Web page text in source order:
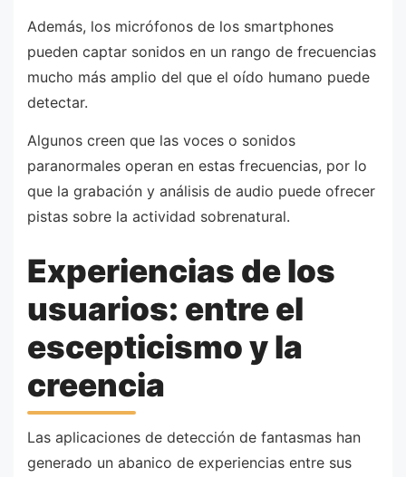
Además, los micrófonos de los smartphones
pueden captar sonidos en un rango de frecuencias
mucho más amplio del que el oído humano puede
detectar.
Algunos creen que las voces o sonidos
paranormales operan en estas frecuencias, por lo
que la grabación y análisis de audio puede ofrecer
pistas sobre la actividad sobrenatural.
Experiencias de los
usuarios: entre el
escepticismo y la
creencia
Las aplicaciones de detección de fantasmas han
generado un abanico de experiencias entre sus